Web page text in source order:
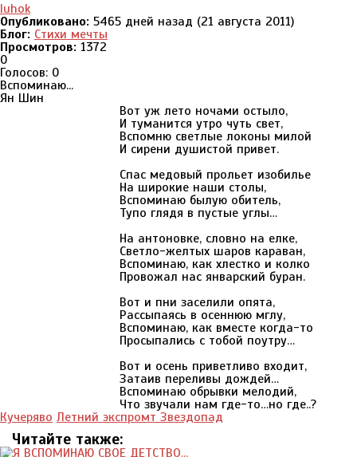
luhok
Опубликовано: 5465 дней назад (21 августа 2011)
Блог: Стихи мечты
Просмотров: 1372
0
Голосов: 0
Вспоминаю...
Ян Шин
Вот уж лето ночами остыло,
И туманится утро чуть свет,
Вспомню светлые локоны милой
И сирени душистой привет.
Спас медовый прольет изобилье
На широкие наши столы,
Вспоминаю былую обитель,
Тупо глядя в пустые углы…
На антоновке, словно на елке,
Светло-желтых шаров караван,
Вспоминаю, как хлестко и колко
Провожал нас январский буран.
Вот и пни заселили опята,
Рассыпаясь в осеннюю мглу,
Вспоминаю, как вместе когда-то
Просыпались с тобой поутру…
Вот и осень приветливо входит,
Затаив переливы дождей…
Вспоминаю обрывки мелодий,
Что звучали нам где-то…но где..?
Кучеряво Летний экспромт Звездопад
Читайте также: